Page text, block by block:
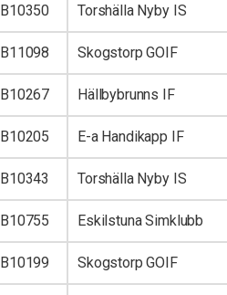
B10350 Torshälla Nyby IS
B11098 Skogstorp GOIF
B10267 Hällbybrunns IF
B10205 E-a Handikapp IF
B10343 Torshälla Nyby IS
B10755 Eskilstuna Simklubb
B10199 Skogstorp GOIF